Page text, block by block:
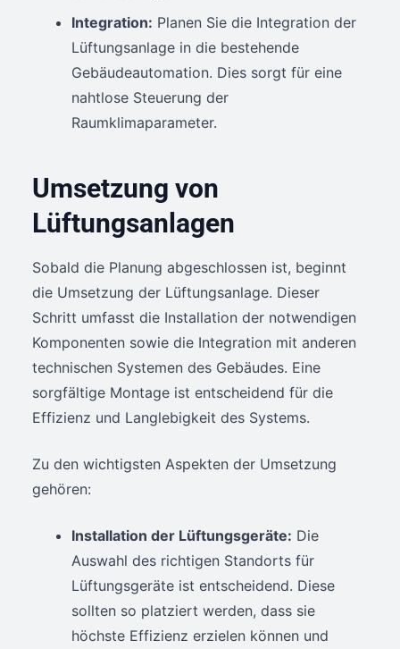
Integration: Planen Sie die Integration der
Lüftungsanlage in die bestehende
Gebäudeautomation. Dies sorgt für eine
nahtlose Steuerung der
Raumklimaparameter.
Umsetzung von
Lüftungsanlagen
Sobald die Planung abgeschlossen ist, beginnt
die Umsetzung der Lüftungsanlage. Dieser
Schritt umfasst die Installation der notwendigen
Komponenten sowie die Integration mit anderen
technischen Systemen des Gebäudes. Eine
sorgfältige Montage ist entscheidend für die
Effizienz und Langlebigkeit des Systems.
Zu den wichtigsten Aspekten der Umsetzung
gehören:
Installation der Lüftungsgeräte: Die
Auswahl des richtigen Standorts für
Lüftungsgeräte ist entscheidend. Diese
sollten so platziert werden, dass sie
höchste Effizienz erzielen können und